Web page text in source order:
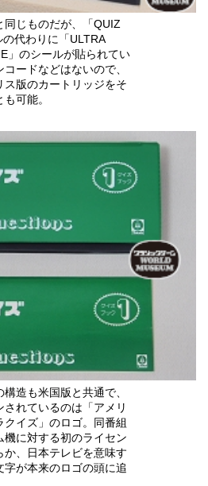
同じものだが、「QUIZ
代わりに「ULTRA
」のシールが貼られてい
ードなどはないので、
ス版のカートリッジをそ
可能。
造も米国版と共通で、
されているのは「アメリ
クイズ」のロゴ。同番組
機に対する初のライセン
か、日本テレビを意味す
字が本来のロゴの頭に追